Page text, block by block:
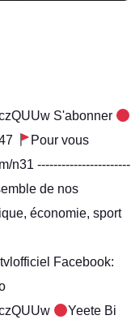
S'abonner
Pour vous
n31 -----------------------
de nos
économie, sport
Facebook:
Yeete Bi